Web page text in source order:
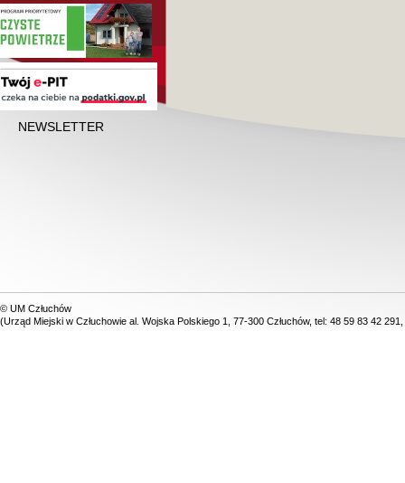
NEWSLETTER
© UM Człuchów
(Urząd Miejski w Człuchowie al. Wojska Polskiego 1, 77-300 Człuchów, tel: 48 59 83 42